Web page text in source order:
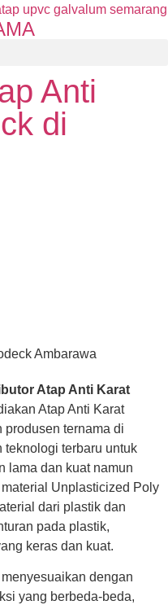
Anti
di
Atap Anti Karat
Atap Anti Karat
produsen ternama di
teknologi terbaru untuk
lama dan kuat namun
Unplasticized Poly
dari plastik dan
pada plastik,
keras dan kuat.
dengan
yang berbeda-beda,